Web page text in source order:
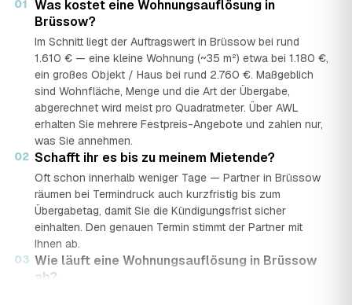
01 Was kostet eine Wohnungsauflösung in
Brüssow?
Im Schnitt liegt der Auftragswert in Brüssow bei rund
1.610 € — eine kleine Wohnung (~35 m²) etwa bei 1.180 €,
ein großes Objekt / Haus bei rund 2.760 €. Maßgeblich
sind Wohnfläche, Menge und die Art der Übergabe,
abgerechnet wird meist pro Quadratmeter. Über AWL
erhalten Sie mehrere Festpreis-Angebote und zahlen nur,
was Sie annehmen.
02 Schafft ihr es bis zu meinem Mietende?
Oft schon innerhalb weniger Tage — Partner in Brüssow
räumen bei Termindruck auch kurzfristig bis zum
Übergabetag, damit Sie die Kündigungsfrist sicher
einhalten. Den genauen Termin stimmt der Partner mit
Ihnen ab.
03 Wie läuft eine Wohnungsauflösung in Brüssow
ab?